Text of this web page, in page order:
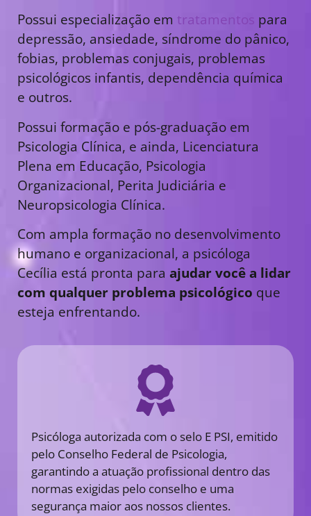
Possui especialização em tratamentos para
depressão, ansiedade, síndrome do pânico,
fobias, problemas conjugais, problemas
psicológicos infantis, dependência química
e outros.
Possui formação e pós-graduação em
Psicologia Clínica, e ainda, Licenciatura
Plena em Educação, Psicologia
Organizacional, Perita Judiciária e
Neuropsicologia Clínica.
Com ampla formação no desenvolvimento
humano e organizacional, a psicóloga
Cecília está pronta para ajudar você a lidar
com qualquer problema psicológico que
esteja enfrentando.
Psicóloga autorizada com o selo E PSI, emitido
pelo Conselho Federal de Psicologia,
garantindo a atuação profissional dentro das
normas exigidas pelo conselho e uma
segurança maior aos nossos clientes.